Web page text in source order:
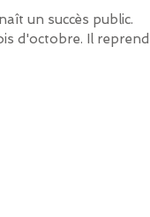
un succès public.
d'octobre. Il reprend